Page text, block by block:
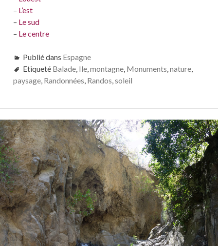
– L’est
– Le sud
– Le centre
Publié dans Espagne
Etiqueté Balade, Ile, montagne, Monuments nature,
paysage, Randonnées Randos soleil